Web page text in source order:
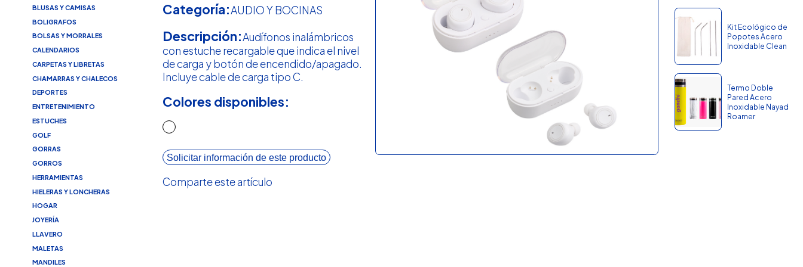
BLUSAS Y CAMISAS
BOLIGRAFOS
BOLSAS Y MORRALES
CALENDARIOS
CARPETAS Y LIBRETAS
CHAMARRAS Y CHALECOS
DEPORTES
ENTRETENIMIENTO
ESTUCHES
GOLF
GORRAS
GORROS
HERRAMIENTAS
HIELERAS Y LONCHERAS
HOGAR
JOYERÍA
LLAVERO
MALETAS
MANDILES
Categoría:AUDIO Y BOCINAS
Descripción:Audífonos inalámbricos
con estuche recargable que indica el nivel
de carga y botón de encendido/apagado.
Incluye cable de carga tipo C.
Colores disponibles:
Solicitar información de este producto
Comparte este artículo
Kit Ecológico de
Popotes Acero
Inoxidable Clean
Termo Doble
Pared Acero
Inoxidable Nayad
Roamer